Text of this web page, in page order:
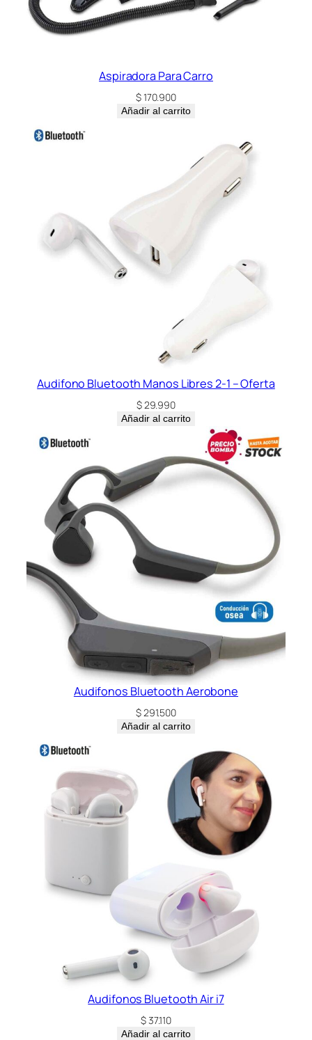
Aspiradora Para Carro
$170.900
Añadir al carrito
Audifono Bluetooth Manos Libres 2-1 – Oferta
$29.990
Añadir al carrito
Audifonos Bluetooth Aerobone
$291.500
Añadir al carrito
Audifonos Bluetooth Air i7
$37.110
Añadir al carrito